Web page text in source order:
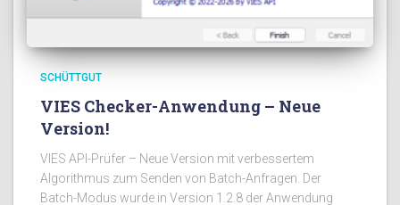
SCHÜTTGUT
VIES Checker-Anwendung – Neue
Version!
VIES API-Prüfer – Neue Version mit verbessertem
Algorithmus zum Senden von Batch-Anfragen. Der
Batch-Modus wurde in Version 1.2.8 der Anwendung